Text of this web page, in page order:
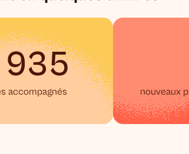
935
accompagnés nouveaux